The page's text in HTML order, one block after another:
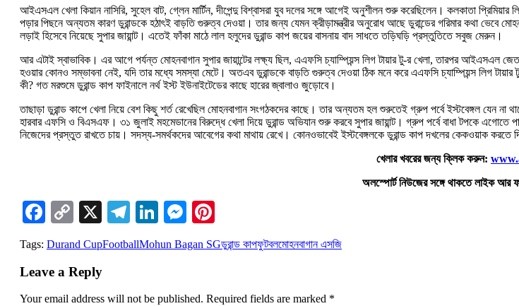
আইএসএল খেলা কিয়ান নাসিরি, সুহেল বাট, গ্লেন মার্টিন, দীপেন্দু বিশ্বাসরা যুব দলের সঙ্গে আগেই অনুশীলন শুরু করেছিলেন। কলকাতা প্রিমিয়ার
পড়ার পিছনে অন্যতম কারণ ডুরান্ডকে হঠাৎই বাড়তি গুরুত্ব দেওয়া। তার জন্য যেমন ক্রীড়ামন্ত্রীর অনুরোধ আছে ডুরান্ডের গরিমার কথা ভেবে
লড়াই হিসেবে নিয়েছে সুপার জায়ান্ট। এতেই ফাঁকা মাঠে লাল হলুদের ডুরান্ড কাপ জয়ের বাসনায় বাদ সাধতে তড়িঘড়ি প্রস্তুতিতে সবুজ মেরুন।
আর এটাই স্বাভাবিক। এর আগে পর্যন্ত মোহনবাগান সুপার জায়ান্টের লক্ষ্য ছিল, এএফসি চ্যাম্পিয়ন্স লিগ টায়ার টু-‌র খেলা, তারপর আইএসএল
হওয়ার কোনও সম্ভাবনা নেই, যদি তার মধ্যে সমস্যা মেটে। অতএব ডুরান্ডকে বাড়তি গুরুত্ব দেওয়া ঠিক মনে করে এএফসি চ্যাম্পিয়ন্স লিগ টায়ার
কী?‌ গত মরশুমে ডুরান্ড কাপ ফাইনালে নর্থ ইস্ট ইউনাইটেডের কাছে হারের জ্বালাও জুড়োবে।
তাছাড়া ডুরান্ড কাপে খেলা নিয়ে বেশ কিছু শর্ত রেখেছিল মোহনবাগান সংগঠকদের কাছে। তার অন্যতম হল শুরুতেই গ্রুপ পর্বে ইস্টবেঙ্গল যেন
হারবার এফসি ও বিএসএফ। ৩১ জুলাই মহমেডানের বিরুদ্ধে খেলা দিয়ে ডুরান্ড অভিযান শুরু করবে সুপার জায়ান্ট। গ্রুপ পর্বে বাধা টপকে এগোতে
নিজেদের প্রস্তুত রাখতে চায়। সদস্য-‌সমর্থকদের আবেগের কথা মাথায় রেখে। কোনওভাবেই ইস্টবেঙ্গলকে ডুরান্ড কাপ দখলের কেকওয়াক করতে
খেলার খবরের জন্য ক্লিক করুন:
অলস্পোর্ট নিউজের সঙ্গে থাকতে লাইক
Facebook
Copy
Link
X Telegram
LinkedIn
Messenger
Tags: Durand CupFootballMohun Bagan SGডুরান্ড কাপফুটবলমোহনবাগান এসজি
Leave a Reply
Your email address will not be published. Required fields are marked *